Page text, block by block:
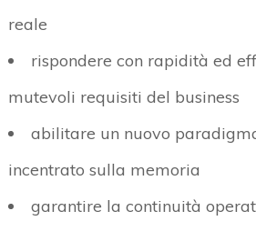
reale
rispondere con rapidità ed
mutevoli requisiti del business
abilitare un nuovo
incentrato sulla memoria
garantire la continuità